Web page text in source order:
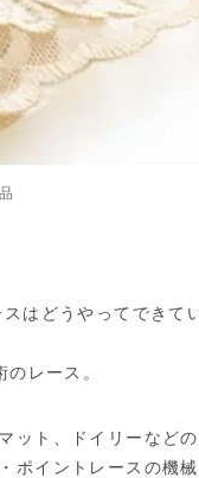
はどうやってできて
レース。
ット、ドイリーなど
ポイントレースの機